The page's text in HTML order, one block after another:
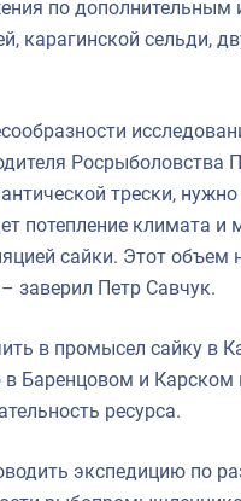
по дополнительным
карагинской сельди,
Росрыболовства
трески,
потепление климата и
сайки. Этот объем
заверил Петр Савчук.
в промысел сайку в
Баренцовом и Карском
ресурса.
экспедицию по